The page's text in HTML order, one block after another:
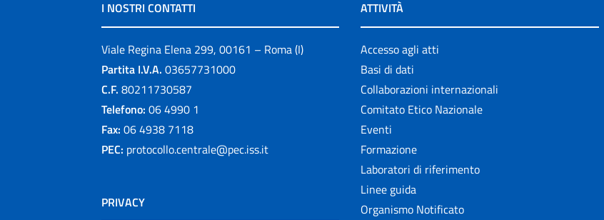
I NOSTRI CONTATTI
Viale Regina Elena 299, 00161 – Roma (I)
Partita I.V.A. 03657731000
C.F. 80211730587
Telefono: 06 4990 1
Fax: 06 4938 7118
PEC: protocollo.centrale@pec.iss.it
PRIVACY
ATTIVITÀ
Accesso agli atti
Basi di dati
Collaborazioni internazionali
Comitato Etico Nazionale
Eventi
Formazione
Laboratori di riferimento
Linee guida
Organismo Notificato